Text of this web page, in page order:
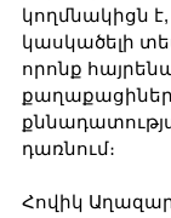
կողմնակիցն
կասկածելի
որոնք
դառնում։
Հովիկ